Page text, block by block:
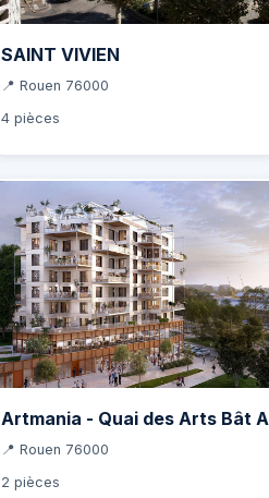
SAINT VIVIEN
📍 Rouen 76000
4 pièces
Artmania - Quai des Arts Bât A
📍 Rouen 76000
2 pièces